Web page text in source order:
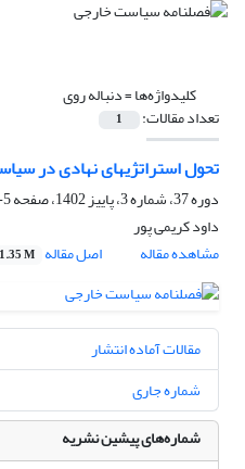
کلیدواژه‌ها =دنباله روی
تعداد مقالات: 1
تحول استراتژیهای نهادی در
دوره 37، شماره 3، پاییز 1402، صفحه
5-30
داود کریمی پور
مشاهده مقاله
اصل مقاله 1.35 M
مقالات آماده انتشار
شماره جاری
شماره‌های پیشین نشریه